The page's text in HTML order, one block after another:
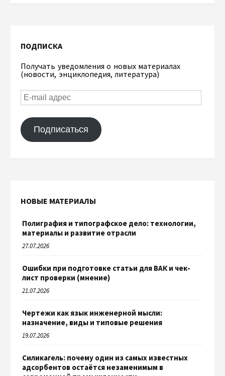
ПОДПИСКА
Получать уведомления о новых материалах
(новости, энциклопедия, литература)
Подписаться
НОВЫЕ МАТЕРИАЛЫ
Полиграфия и типографское дело: технологии,
материалы и развитие отрасли
27.07.2026
Ошибки при подготовке статьи для ВАК и чек-
лист проверки (мнение)
21.07.2026
Чертежи как язык инженерной мысли:
назначение, виды и типовые решения
19.07.2026
Силикагель: почему один из самых известных
адсорбентов остаётся незаменимым в